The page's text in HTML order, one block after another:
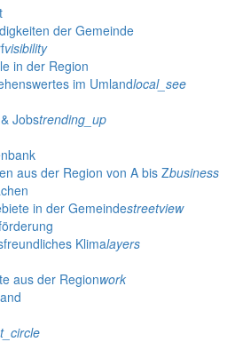
der Gemeinde
visibility
in der Region
im Umlandlocal_see
Jobstrending_up
aus der Region von A bis Zbusiness
in der Gemeindestreetview
Klimalayers
aus der Regionwork